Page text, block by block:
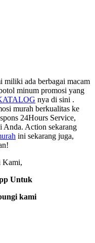
ada berbagai macam
minum promosi yang
nya di sini .
murah berkualitas ke
24Hours Service,
Anda. Action sekarang
ini sekarang juga,
Kami,
Untuk
kami